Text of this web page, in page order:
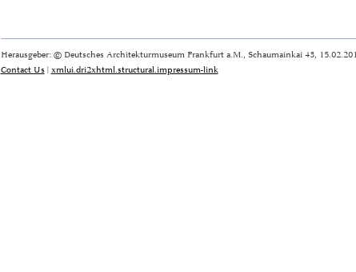
Herausgeber: © Deutsches Architekturmuseum Frankfurt a.M., Schaumainkai 43,
Contact Us| xmlui.dri2xhtml.structural.impressum-link